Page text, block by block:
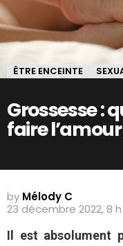
ÊTRE ENCEINTE
Grossesse :
faire
by Mélody C
23 décembre 2022, 8
Il est absolument